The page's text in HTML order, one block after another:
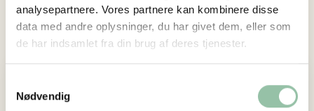
analysepartnere. Vores partnere kan kombinere disse
data med andre oplysninger, du har givet dem, eller som
de har indsamlet fra din brug af deres tjenester.
Nødvendig
Kontakt en medarbejder